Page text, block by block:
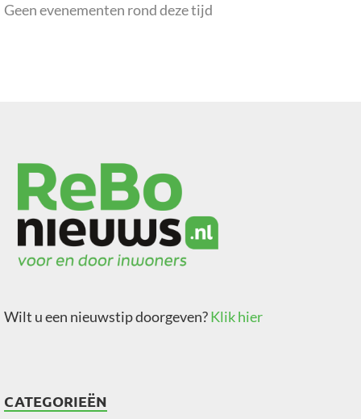
Geen evenementen rond deze tijd
Wilt u een nieuwstip doorgeven?Klik hier
CATEGORIEËN